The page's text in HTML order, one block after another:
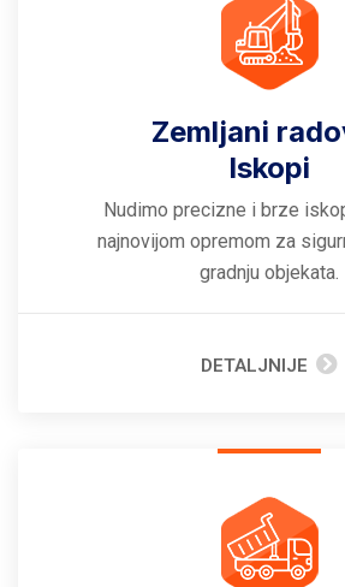
Zemljani
Iskopi
Nudimo precizne i brze
najnovijom opremom za
gradnju objekata.
DETALJNIJE